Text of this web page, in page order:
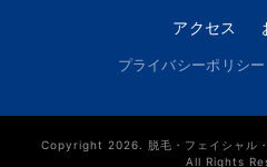
アクセス
プライバシーポリシー
Copyright 2026. 脱毛・フェイシャル
All Rights